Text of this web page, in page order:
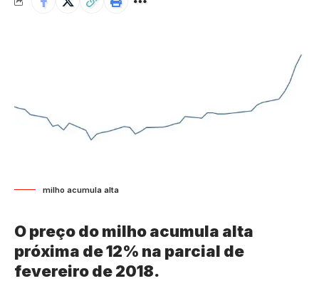
milho acumula alta
O preço do milho acumula alta
próxima de 12% na parcial de
fevereiro de 2018.